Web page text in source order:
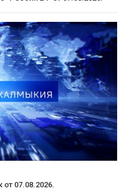
07.08.2026.